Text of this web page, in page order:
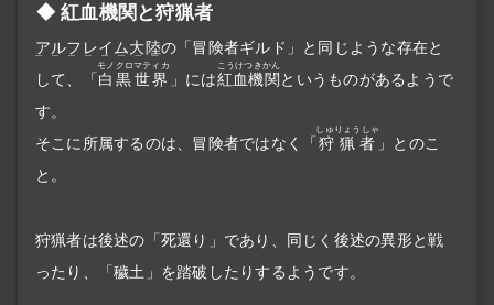
紅血機関と狩猟者
アルフレイム大陸の「冒険者ギルド」と同じような存在と
して、「 白黒世界
モノクロマティカ
」には紅血機関
こうけつきかん
というものがあるようで
す。
そこに所属するのは、冒険者ではなく「 狩猟者
しゅりょうしゃ
」とのこ
と。
狩猟者は後述の「死還り」であり、同じく後述の異形と戦
ったり、「穢土」を踏破したりするようです。